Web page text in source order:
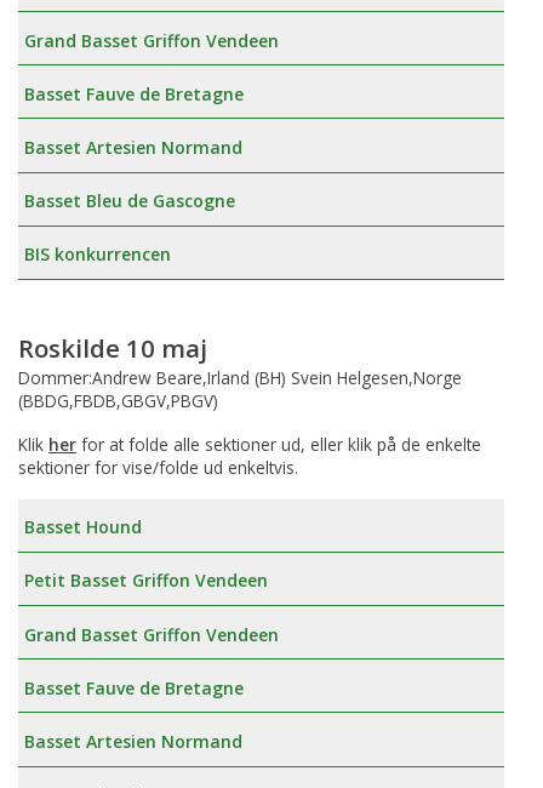
Grand Basset Griffon Vendeen
Basset Fauve de Bretagne
Basset Artesien Normand
Basset Bleu de Gascogne
BIS konkurrencen
Roskilde 10 maj
Dommer:Andrew Beare,Irland (BH) Svein Helgesen,Norge
(BBDG,FBDB,GBGV,PBGV)
Klik her for at folde alle sektioner ud, eller klik på de enkelte
sektioner for vise/folde ud enkeltvis.
Basset Hound
Petit Basset Griffon Vendeen
Grand Basset Griffon Vendeen
Basset Fauve de Bretagne
Basset Artesien Normand